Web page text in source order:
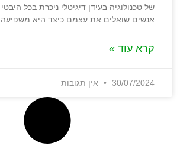
של טכנולוגיה בעידן דיגיטלי ניכרת בכל
אנשים שואלים את עצמם כיצד היא
קרא עוד »
30/07/2024 אין תגובות